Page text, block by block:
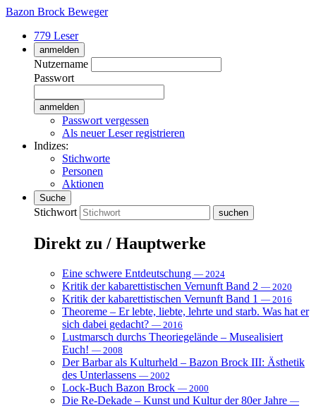
Bazon Brock Beweger
779 Leser
anmelden
Nutzername
Passwort
Passwort vergessen
Als neuer Leser registrieren
Indizes:
Stichworte
Personen
Aktionen
Suche
Stichwort
Direkt zu / Hauptwerke
Eine schwere Entdeutschung — 2024
Kritik der kabarettistischen Vernunft Band 2 — 2020
Kritik der kabarettistischen Vernunft Band 1 — 2016
Theoreme – Er lebte, liebte, lehrte und starb. Was hat er
sich dabei gedacht? — 2016
Lustmarsch durchs Theoriegelände – Musealisiert
Euch! — 2008
Der Barbar als Kulturheld – Bazon Brock III: Ästhetik
des Unterlassens — 2002
Lock-Buch Bazon Brock — 2000
Die Re-Dekade – Kunst und Kultur der 80er Jahre —